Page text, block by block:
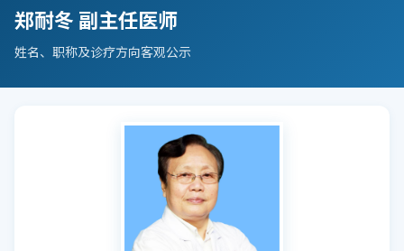
郑耐冬 副主任医师
姓名、职称及诊疗方向客观公示